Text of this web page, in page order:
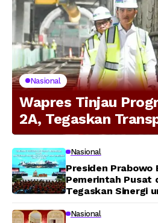
Nasional
Wapres Tinjau
2A, Tegaskan
Modern Jadi
Nasional
Presiden Prabowo
Pemerintah Pusat
Tegaskan Sinergi
Nasional